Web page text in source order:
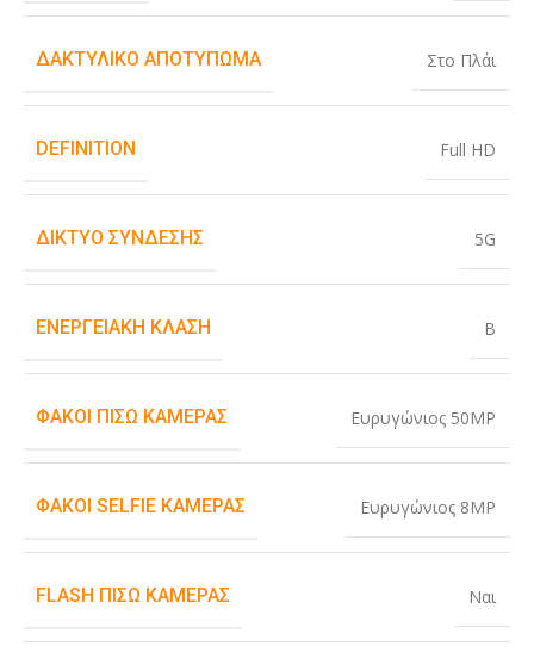
ΔΑΚΤΥΛΙΚΌ ΑΠΟΤΎΠΩΜΑ Στο Πλάι
DEFINITION Full HD
ΔΊΚΤΥΟ ΣΎΝΔΕΣΗΣ 5G
ΕΝΕΡΓΕΙΑΚΉ ΚΛΆΣΗ B
ΦΑΚΟΊ ΠΊΣΩ ΚΆΜΕΡΑΣ Ευρυγώνιος 50MP
ΦΑΚΟΊ SELFIE ΚΆΜΕΡΑΣ Ευρυγώνιος 8MP
FLASH ΠΊΣΩ ΚΆΜΕΡΑΣ Ναι